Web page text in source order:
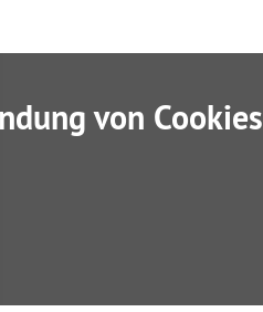
von Cookies